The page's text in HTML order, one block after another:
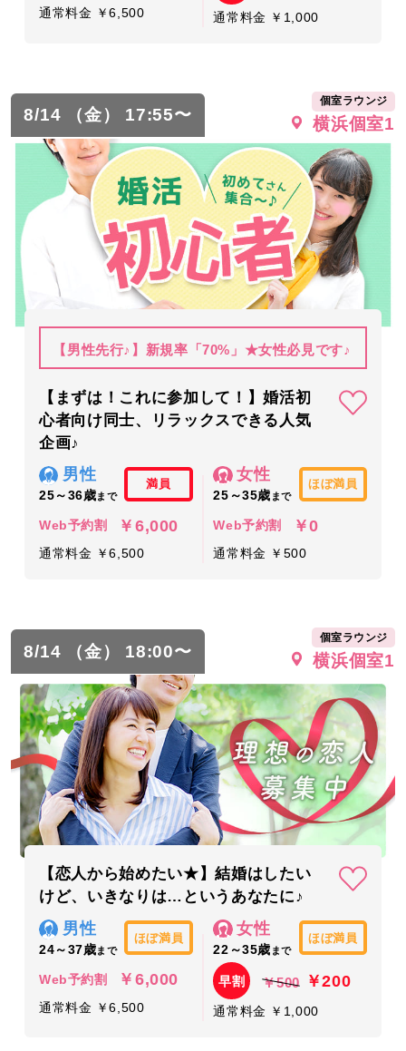
通常料金 ￥6,500 通常料金 ￥1,000
8/14 （金） 17:55〜
個室ラウンジ
横浜個室1
【男性先行♪】新規率「70%」★女性必見です♪
【まずは！これに参加して！】婚活初
心者向け同士、リラックスできる人気
企画♪
男性
25～36歳まで
満員
Web予約割 ￥6,000
通常料金 ￥6,500
女性
25～35歳 まで
ほぼ満員
Web予約割 ￥0
通常料金 ￥500
8/14 （金） 18:00〜
個室ラウンジ
横浜個室1
【恋人から始めたい★】結婚はしたい
けど、いきなりは…というあなたに♪
男性
24～37歳まで
ほぼ満員
Web予約割 ￥6,000
通常料金 ￥6,500
女性
22～35歳 まで
ほぼ満員
早割 ￥500 ￥200
通常料金 ￥1,000